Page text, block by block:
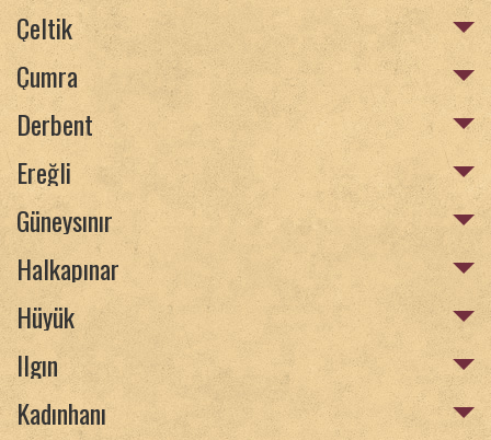
Çeltik
Çumra
Derbent
Ereğli
Güneysınır
Halkapınar
Hüyük
Ilgın
Kadınhanı